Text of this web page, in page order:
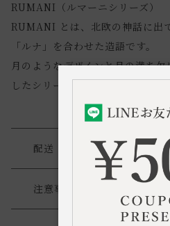
RUMANI（ルマーニシリーズ）
RUMANI とは、北欧の神話に出
「ルナ」を合わせた造語です。
月のようなデザインと月の満ち
したシリーズです。
配送・返品
送料について
注意事項
・お使いのPC画面等や光の環境